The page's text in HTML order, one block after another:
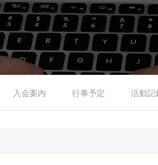
入会案内 行事予定 活動記